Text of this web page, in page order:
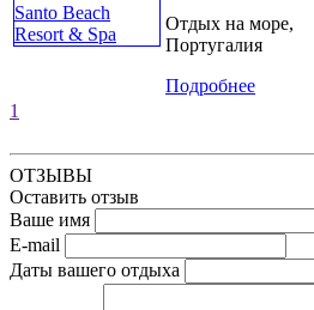
Отдых на море,
Португалия
Подробнее
1
ОТЗЫВЫ
Оставить отзыв
Ваше имя
E-mail
Даты вашего отдыха